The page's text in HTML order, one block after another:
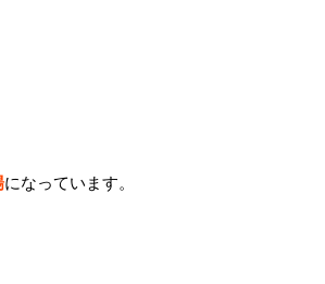
になっています。